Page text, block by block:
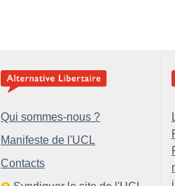
Qui sommes-nous ?
Manifeste de l'UCL
Contacts